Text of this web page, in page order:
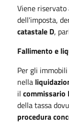
Viene riservato
dell'imposta,
catastale D,
Fallimento e
Per gli
nella
il
della tassa
procedura